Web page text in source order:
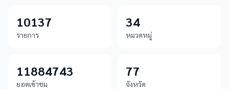
10137
รายการ
34
หมวดหมู่
11884743
ยอดเข้าชม
77
จังหวัด